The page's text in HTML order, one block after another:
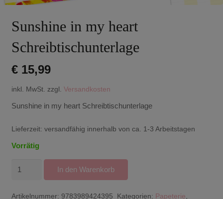
Sunshine in my heart
Schreibtischunterlage
€15,99
inkl. MwSt. zzgl. Versandkosten
Sunshine in my heart Schreibtischunterlage
Lieferzeit: versandfähig innerhalb von ca. 1-3 Arbeitstagen
Vorrätig
Sunshine
In den Warenkorb
Artikelnummer: 9783989424395 Kategorien: Papeterie,